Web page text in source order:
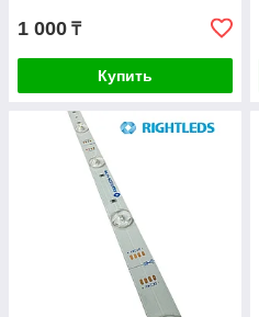
1 000 ₸
Купить